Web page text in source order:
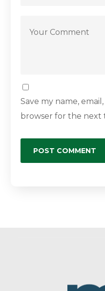
Save my name,
browser for the next